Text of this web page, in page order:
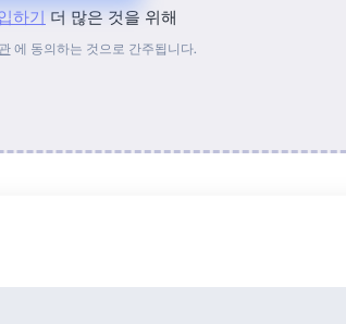
하기 더 많은 것을 위해
에 동의하는 것으로 간주됩니다.